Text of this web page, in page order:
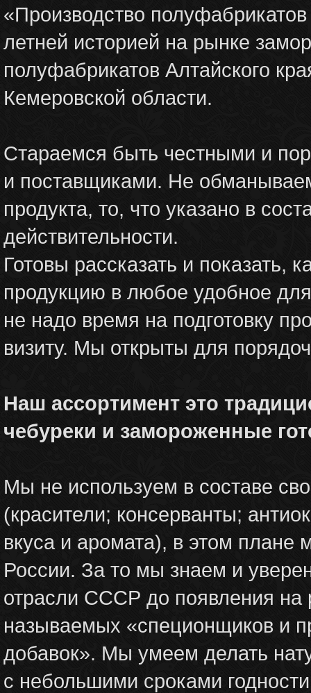
«Производство
летней историей на рынке
полуфабрикатов Алтайского
Кемеровской области.
Стараемся быть честными и
и поставщиками. Не
продукта, то, что указано в
действительности.
Готовы рассказать и
продукцию в любое удобное
не надо время на подготовку
визиту. Мы открыты для
Наш ассортимент это
чебуреки и замороженные
Мы не используем в составе
(красители; консерванты;
вкуса и аромата), в этом плане
России. За то мы знаем и
отрасли СССР до появления на
называемых «специонщиков и
добавок». Мы умеем делать
с небольшими сроками